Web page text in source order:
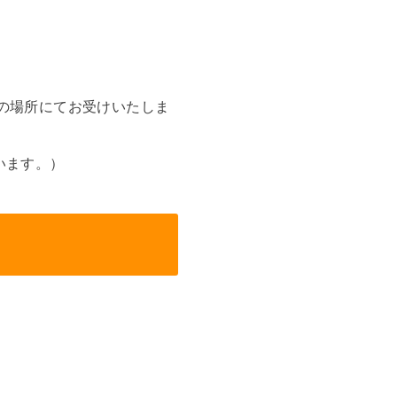
場所にてお受けいたしま
す。）